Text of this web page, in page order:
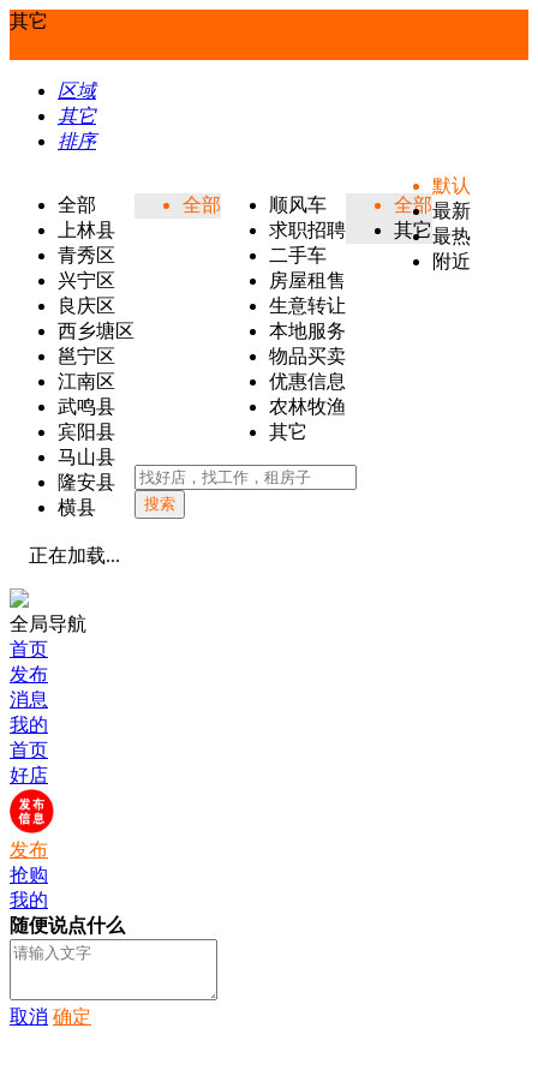
其它
区域
其它
排序
全部
上林县
青秀区
兴宁区
良庆区
西乡塘区
邕宁区
江南区
武鸣县
宾阳县
马山县
隆安县
横县
全部
顺风车
求职招聘
二手车
房屋租售
生意转让
本地服务
物品买卖
优惠信息
农林牧渔
其它
全部
其它
默认
最新
最热
附近
搜索
正在加载...
全局导航
首页
发布
消息
我的
首页
好店
发布
抢购
我的
随便说点什么
取消 确定